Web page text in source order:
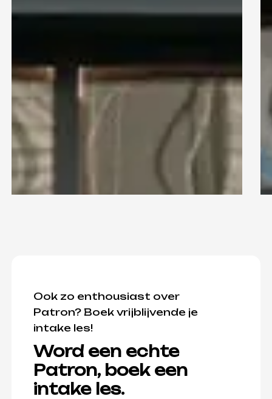
Ook zo enthousiast over
Patron? Boek vrijblijvende je
intake les!
Word een echte
Patron, boek een
intake les.